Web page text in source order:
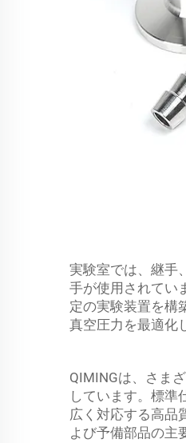
実験室では、継手
手が使用されてい
定の実験装置を構
真空圧力を最適化
QIMINGは、さま
しています。標準
広く対応する高品
よび予備部品の主